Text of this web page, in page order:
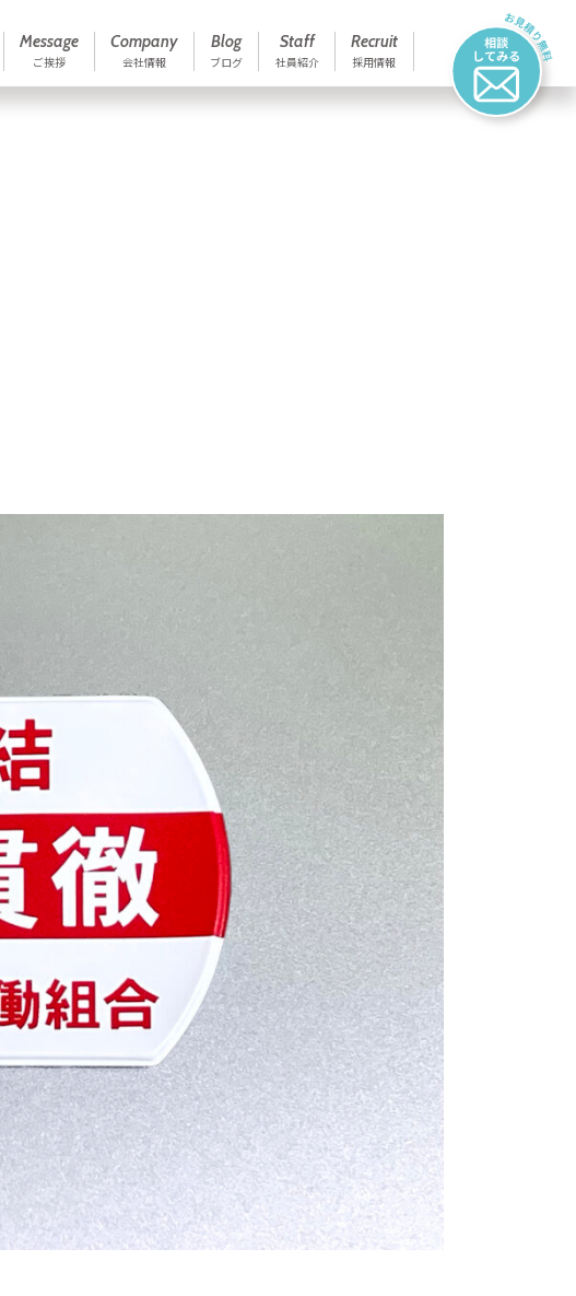
Message
ご挨拶
Company
会社情報
Blog
ブログ
Staff
社員紹介
Recruit
採用情報